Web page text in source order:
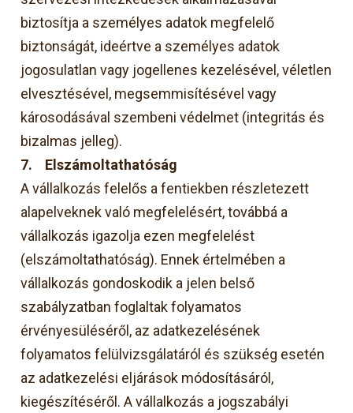
biztosítja a személyes adatok megfelelő
biztonságát, ideértve a személyes adatok
jogosulatlan vagy jogellenes kezelésével, véletlen
elvesztésével, megsemmisítésével vagy
károsodásával szembeni védelmet (integritás és
bizalmas jelleg).
7. Elszámoltathatóság
A vállalkozás felelős a fentiekben részletezett
alapelveknek való megfelelésért, továbbá a
vállalkozás igazolja ezen megfelelést
(elszámoltathatóság). Ennek értelmében a
vállalkozás gondoskodik a jelen belső
szabályzatban foglaltak folyamatos
érvényesüléséről, az adatkezelésének
folyamatos felülvizsgálatáról és szükség esetén
az adatkezelési eljárások módosításáról,
kiegészítéséről. A vállalkozás a jogszabályi